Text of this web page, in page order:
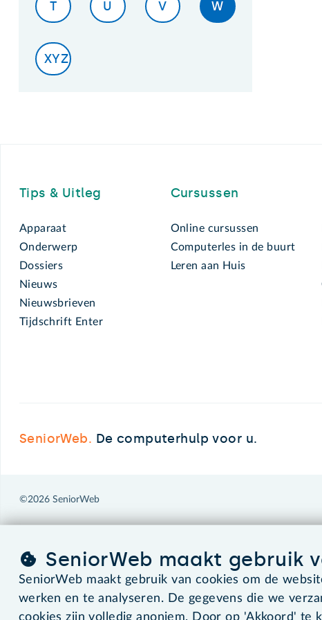
T U V W
XYZ
Tips & Uitleg
Apparaat
Onderwerp
Dossiers
Nieuws
Nieuwsbrieven
Tijdschrift Enter
Cursussen
Online cursussen
Computerles in de buurt
Leren aan Huis
SeniorWeb. De computerhulp voor u.
©2026 SeniorWeb
SeniorWeb maakt gebruik
SeniorWeb maakt gebruik van cookies om de
werken en te analyseren. De gegevens die we
cookies zijn volledig anoniem. Door op 'Akkoord' te